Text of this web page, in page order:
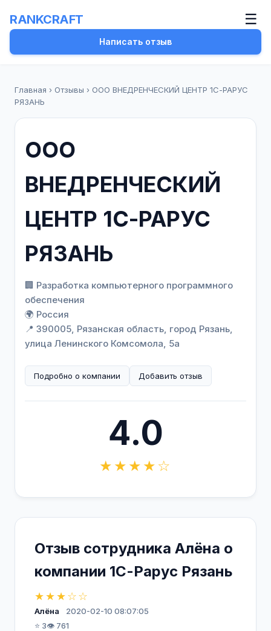
RANKCRAFT ☰
Написать отзыв
Главная › Отзывы › ООО ВНЕДРЕНЧЕСКИЙ ЦЕНТР 1С-РАРУС
РЯЗАНЬ
ООО
ВНЕДРЕНЧЕСКИЙ
ЦЕНТР 1С-РАРУС
РЯЗАНЬ
🏢 Разработка компьютерного программного
обеспечения
🌍 Россия
📍 390005, Рязанская область, город Рязань,
улица Ленинского Комсомола, 5а
Подробно о компании Добавить отзыв
4.0
★★★★☆
Отзыв сотрудника Алёна о
компании 1С-Рарус Рязань
★★★☆☆
Алёна
2020-02-10 08:07:05
⭐ 3👁️ 761